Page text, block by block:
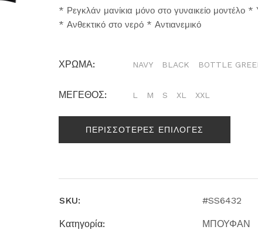
* Ρεγκλάν μανίκια μόνο στο γυναικείο μοντέλο
* Ανθεκτικό στο νερό * Αντιανεμικό
ΧΡΩΜΑ: NAVY BLACK BOTTLE
ΜΕΓΕΘΟΣ: L M S XL XXL
ΠΕΡΙΣΣΟΤΕΡΕΣ ΕΠΙΛΟΓΕΣ
SKU: #SS6432
Κατηγορία: ΜΠΟΥΦΑΝ